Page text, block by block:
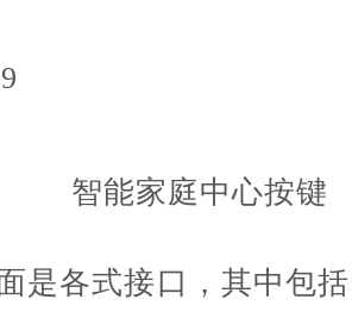
智能家庭中心按键
各式接口，其中包括